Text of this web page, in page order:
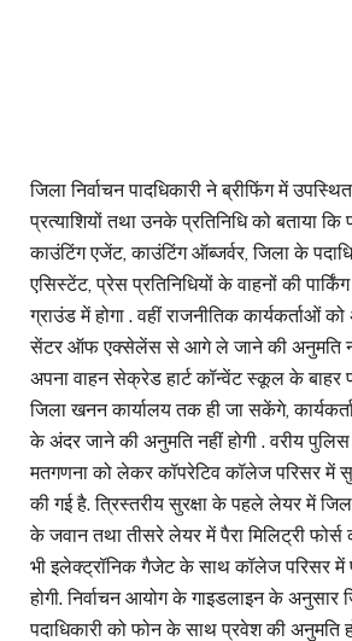
जिला निर्वाचन पादधिकारी ने ब्रीफिंग में
प्रत्याशियों तथा उनके प्रतिनिधि को बताया
काउंटिंग एजेंट, काउंटिंग ऑब्जर्वर, जिला के
एसिस्टेंट, प्रेस प्रतिनिधियों के वाहनों की
ग्राउंड में होगा . वहीं राजनीतिक कार्यकर्ताओं
सेंटर ऑफ एक्सेलेंस से आगे ले जाने की अनुमति नहीं
अपना वाहन सेक्रेड हार्ट कॉन्वेंट स्कूल के बाहर
जिला खनन कार्यालय तक ही जा सकेंगे,
के अंदर जाने की अनुमति नहीं होगी . वरीय
मतगणना को लेकर कॉपरेटिव कॉलेज परिसर में
की गई है. त्रिस्तरीय सुरक्षा के पहले लेयर में
के जवान तथा तीसरे लेयर में पैरा मिलिट्री फोर्स
भी इलेक्ट्रॉनिक गैजेट के साथ कॉलेज परिसर में
होगी. निर्वाचन आयोग के गाइडलाइन के
पदाधिकारी को फोन के साथ प्रवेश की अनुमति